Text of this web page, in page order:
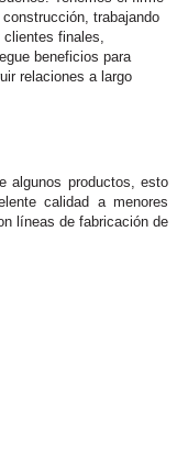
trabajando
finales,
beneficios para
relaciones a largo
algunos productos, esto
calidad a menores
líneas de fabricación de